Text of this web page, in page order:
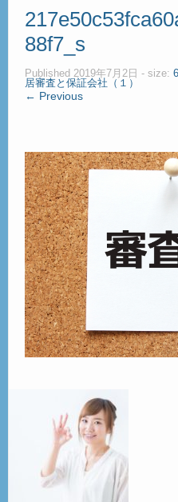
– Size
ご契
–
会
–
88f7_s
Published 2019年7月2日 - size:
居審査と保証会社（１）
← Previous